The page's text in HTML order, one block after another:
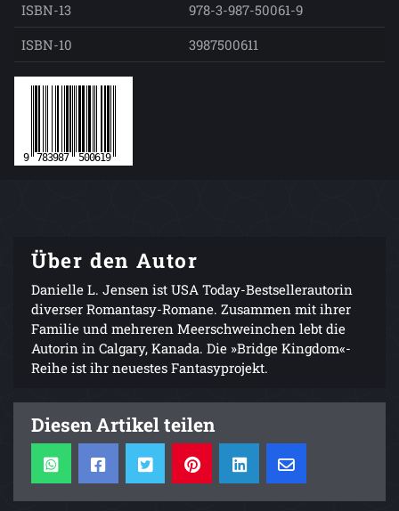
ISBN-13
978-3-987-50061-9
ISBN-10
3987500611
Über den Autor
Danielle L. Jensen ist USA Today-Bestsellerautorin
diverser Romantasy-Romane. Zusammen mit ihrer
Familie und mehreren Meerschweinchen lebt die
Autorin in Calgary, Kanada. Die »Bridge Kingdom«-
Reihe ist ihr neuestes Fantasyprojekt.
Diesen Artikel teilen